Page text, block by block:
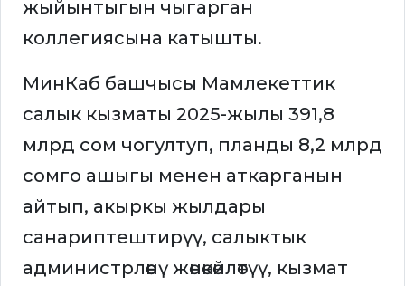
жыйынтыгын чыгарган
коллегиясына катышты.
МинКаб башчысы Мамлекеттик
салык кызматы 2025-жылы 391,8
млрд сом чогултуп, планды 8,2 млрд
сомго ашыгы менен аткарганын
айтып, акыркы жылдары
санариптештирүү, салыктык
администрлөөнү жөнөкөйлөтүү, кызмат